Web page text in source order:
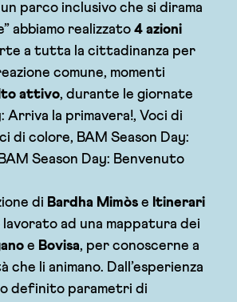
parco inclusivo che si dirama
abbiamo realizzato 4 azioni
a tutta la cittadinanza per
comune, momenti
attivo, durante le giornate
Arriva la primavera!, Voci di
di colore, BAM Season Day:
Season Day: Benvenuto
di Bardha Mimòs e Itinerari
lavorato ad una mappatura dei
e Bovisa, per conoscerne a
che li animano. Dall’esperienza
definito parametri di